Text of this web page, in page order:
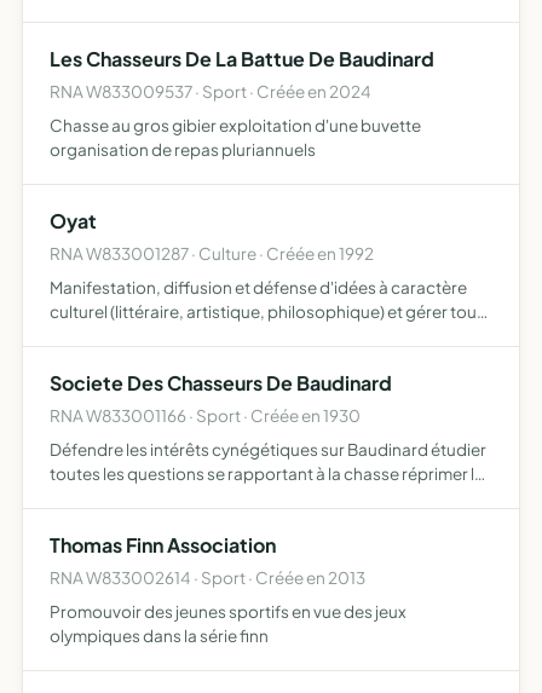
Les Chasseurs De La Battue De Baudinard
RNA W833009537 · Sport · Créée en 2024
Chasse au gros gibier exploitation d'une buvette
organisation de repas pluriannuels
Oyat
RNA W833001287 · Culture · Créée en 1992
Manifestation, diffusion et défense d'idées à caractère
culturel (littéraire, artistique, philosophique) et gérer toute
Societe Des Chasseurs De Baudinard
RNA W833001166 · Sport · Créée en 1930
Défendre les intérêts cynégétiques sur Baudinard étudier
toutes les questions se rapportant à la chasse réprimer le
Thomas Finn Association
RNA W833002614 · Sport · Créée en 2013
Promouvoir des jeunes sportifs en vue des jeux
olympiques dans la série finn